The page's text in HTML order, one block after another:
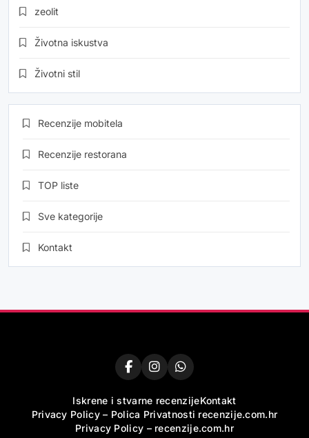
zeolit
Životna iskustva
Životni stil
Recenzije mobitela
Recenzije restorana
TOP liste
Sve kategorije
Kontakt
Iskrene i stvarne recenzijeKontakt
Privacy Policy – Polica Privatnosti recenzije.com.hr
Privacy Policy – recenzije.com.hr